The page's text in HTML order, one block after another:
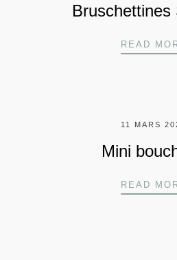
Bruschettines
READ
11 MARS
Mini
READ